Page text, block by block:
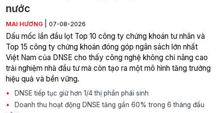
nước
MAI HƯƠNG 07-08-2026
Dấu mốc lần đầu lọt Top 10 công ty chứng khoán tư nhân và
Top 15 công ty chứng khoán đóng góp ngân sách lớn nhất
Việt Nam của DNSE cho thấy công nghệ không chỉ nâng cao
trải nghiệm nhà đầu tư mà còn tạo ra một mô hình tăng trưởng
hiệu quả và bền vững.
DNSE tiếp tục giữ hơn 1/4 thị phần phái sinh
Doanh thu hoạt động DNSE tăng gần 60% trong 6 tháng đầu